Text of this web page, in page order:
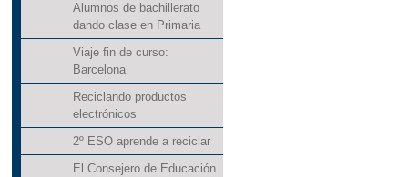
Alumnos de bachillerato
dando clase en Primaria
Viaje fin de curso:
Barcelona
Reciclando productos
electrónicos
2º ESO aprende a reciclar
El Consejero de Educación